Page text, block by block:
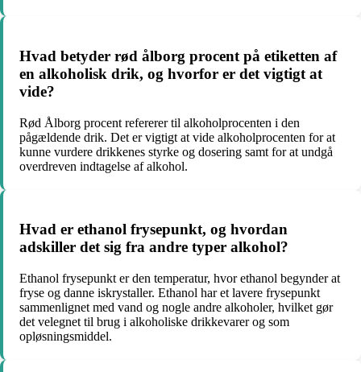
Hvad betyder rød ålborg procent på etiketten af
en alkoholisk drik, og hvorfor er det vigtigt at
vide?
Rød Ålborg procent refererer til alkoholprocenten i den
pågældende drik. Det er vigtigt at vide alkoholprocenten for at
kunne vurdere drikkenes styrke og dosering samt for at undgå
overdreven indtagelse af alkohol.
Hvad er ethanol frysepunkt, og hvordan
adskiller det sig fra andre typer alkohol?
Ethanol frysepunkt er den temperatur, hvor ethanol begynder at
fryse og danne iskrystaller. Ethanol har et lavere frysepunkt
sammenlignet med vand og nogle andre alkoholer, hvilket gør
det velegnet til brug i alkoholiske drikkevarer og som
opløsningsmiddel.